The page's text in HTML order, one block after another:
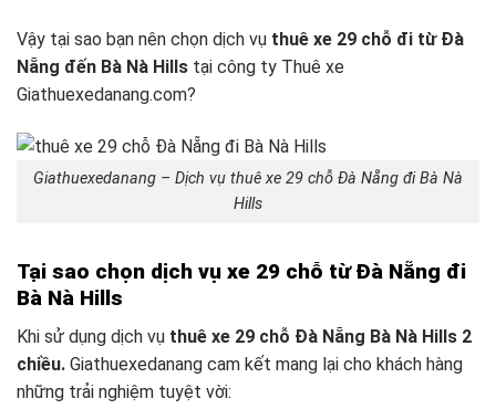
Vậy tại sao bạn nên chọn dịch vụ thuê xe 29 chỗ đi từ Đà
Nẵng đến Bà Nà Hills tại công ty Thuê xe
Giathuexedanang.com?
Giathuexedanang – Dịch vụ thuê xe 29 chỗ Đà Nẵng đi Bà Nà
Hills
Tại sao chọn dịch vụ xe 29 chỗ từ Đà Nẵng đi
Bà Nà Hills
Khi sử dụng dịch vụ thuê xe 29 chỗ Đà Nẵng Bà Nà Hills 2
chiều. Giathuexedanang cam kết mang lại cho khách hàng
những trải nghiệm tuyệt vời: